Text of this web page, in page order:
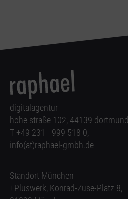
digitalagentur
hohe straße 102, 44139 dortmund
T +49 231 - 999 518 0,
info(at)raphael-gmbh.de
Standort München
+Pluswerk, Konrad-Zuse-Platz 8,